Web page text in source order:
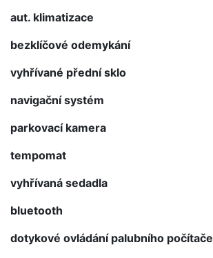
aut. klimatizace
bezklíčové odemykání
vyhřívané přední sklo
navigační systém
parkovací kamera
tempomat
vyhřívaná sedadla
bluetooth
dotykové ovládání palubního počítače